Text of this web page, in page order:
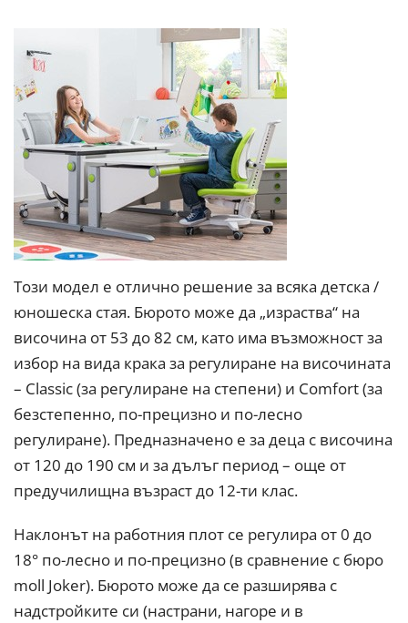
Този модел е отлично решение за всяка детска /
юношеска стая. Бюрото може да „израства“ на
височина от 53 до 82 см, като има възможност за
избор на вида крака за регулиране на височината
– Classic (за регулиране на степени) и Comfort (за
безстепенно, по-прецизно и по-лесно
регулиране). Предназначено е за деца с височина
от 120 до 190 см и за дълъг период – още от
предучилищна възраст до 12-ти клас.
Наклонът на работния плот се регулира от 0 до
18° по-лесно и по-прецизно (в сравнение с бюро
moll Joker). Бюрото може да се разширява с
надстройките си (настрани, нагоре и в